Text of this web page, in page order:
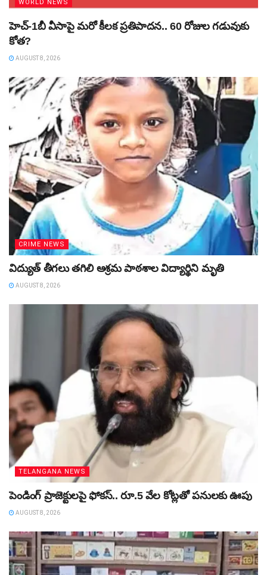
WORLD NEWS
హెచ్‌-1బీ వీసాపై మరో కీలక ప్రతిపాదన.. 60 రోజుల గడువుకు
కోత?
AUGUST 8, 2026
CRIME NEWS
విద్యుత్‌ తీగలు తగిలి ఆశ్రమ పాఠశాల విద్యార్థిని మృతి
AUGUST 8, 2026
TELANGANA NEWS
పెండింగ్‌ ప్రాజెక్టులపై ఫోకస్‌.. రూ.5 వేల కోట్లతో పనులకు ఊపు
AUGUST 8, 2026